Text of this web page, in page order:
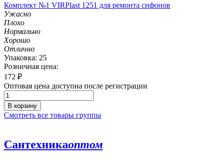
Комплект №1 VIRPlast 1251 для ремонта сифонов
Ужасно
Плохо
Нормально
Хорошо
Отлично
Упаковка: 25
Розничная цена:
172 ₽
Оптовая цена доступна после регистрации
В корзину
Смотреть все товары группы
Сантехникаоптом